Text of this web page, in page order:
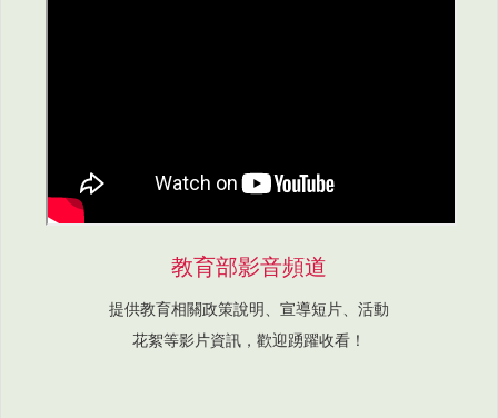
教育部影音頻道
提供教育相關政策說明、宣導短片、活動
花絮等影片資訊，歡迎踴躍收看！